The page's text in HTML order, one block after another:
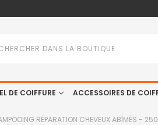
DE COIFFURE ACCESSOIRES DE
RÉPARATION CHEVEUX ABÎMÉS -